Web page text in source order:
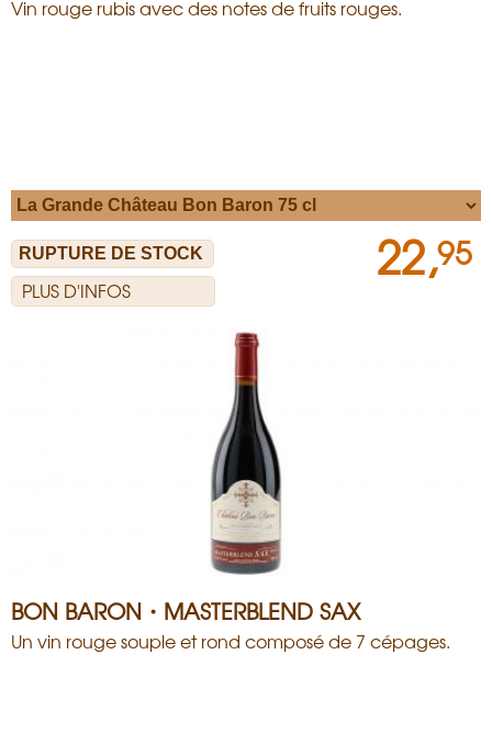
Vin rouge rubis avec des notes de fruits rouges.
PLUS D'INFOS
22,95
BON BARON・MASTERBLEND SAX
Un vin rouge souple et rond composé de 7 cépages.